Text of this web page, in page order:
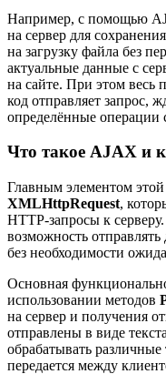
Например, с помощью
на сервер для
на загрузку файла без
актуальные данные с
на сайте. При этом весь
код отправляет запрос,
определённые
Что такое AJAX и
Главным элементом этой
XMLHttpRequest,
HTTP-запросы к
возможность
без необходимости
Основная
использовании методов
на сервер и получения
отправлены в виде
обрабатывать
передается между